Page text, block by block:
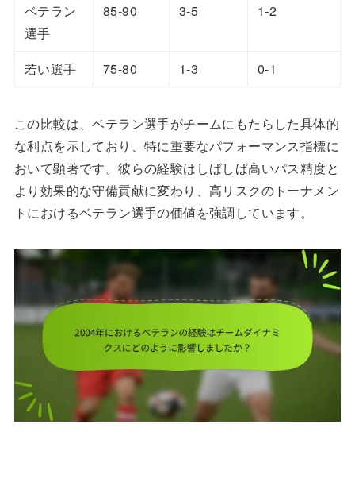
ベテラン
選手
85-90 3-5 1-2
若い選手 75-80 1-3 0-1
この比較は、ベテラン選手がチームにもたらした具体的
な利点を示しており、特に重要なパフォーマンス指標に
おいて顕著です。彼らの経験はしばしば高いパス精度と
より効果的な守備貢献に変わり、高リスクのトーナメン
トにおけるベテラン選手の価値を強調しています。